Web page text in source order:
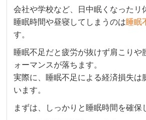
会社や学校など、日中眠くなったリ
睡眠時間や昼寝してしまうのは睡眠
す。
睡眠不足だと疲労が抜けず肩こりや
ォーマンスが落ちます。
実際に、睡眠不足による経済損失は
います。
まずは、しっかりと睡眠時間を確保